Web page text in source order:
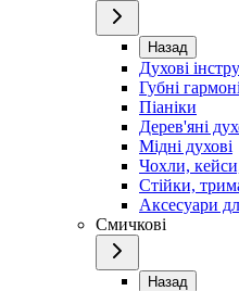
Назад
Духові
Губні
Піаніки
Дерев'яні
Мідні духові
Чохли,
Стійки,
Аксесуари
Смичкові
Назад